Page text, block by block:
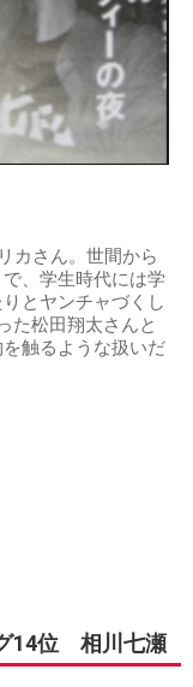
カさん。世間から
、学生時代には学
とヤンチャづくし
た松田翔太さんと
触るような扱いだ
14位 相川七瀬